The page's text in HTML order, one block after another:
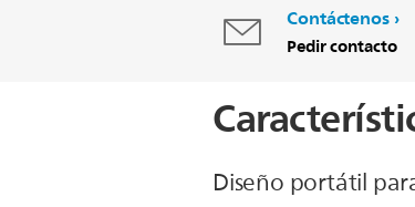
Contáctenos
Pedir contacto
Diseño portátil